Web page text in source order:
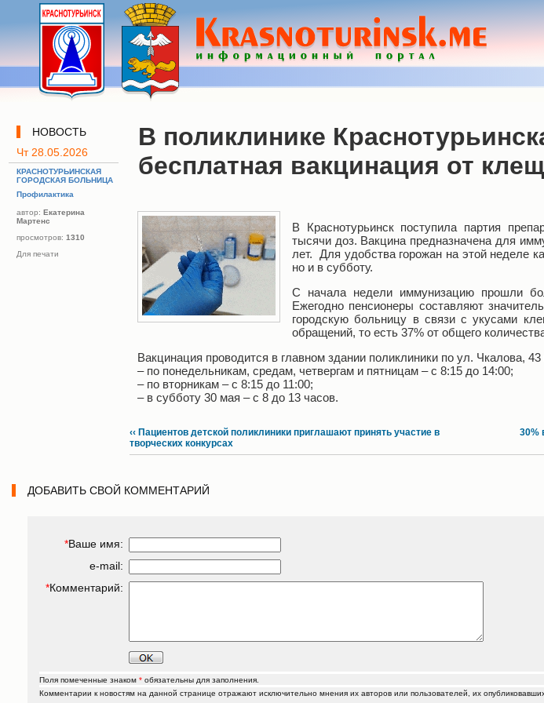
НОВОСТЬ
Чт 28.05.2026
КРАСНОТУРЬИНСКАЯ
ГОРОДСКАЯ БОЛЬНИЦА
Профилактика
автор: Екатерина
Мартенс
просмотров: 1310
Для печати
В поликлинике
бесплатная вакцинация от
В Краснотурьинск поступила партия
тысячи доз. Вакцина предназначена для
лет. Для удобства горожан на этой неделе
но и в субботу.
С начала недели иммунизацию прошли
Ежегодно пенсионеры составляют
городскую больницу в связи с укусами
обращений, то есть 37% от общего
Вакцинация проводится в главном здании поликлиники по ул. Чкалова,
– по понедельникам, средам, четвергам и пятницам – с 8:15 до 14:00;
– по вторникам – с 8:15 до 11:00;
– в субботу 30 мая – с 8 до 13 часов.
‹‹ Пациентов детской поликлиники приглашают принять участие в
творческих конкурсах
30%
ДОБАВИТЬ СВОЙ КОММЕНТАРИЙ
*Ваше имя:
e-mail:
*Комментарий:
Поля помеченные знаком * обязательны для заполнения.
Комментарии к новостям на данной странице отражают исключительно мнения их авторов или пользователей, их